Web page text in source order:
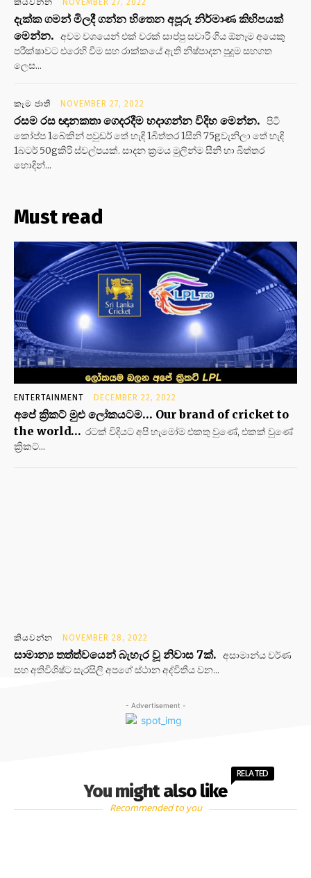
කියවන්න NOVEMBER 27, 2022
දැක්ක ගමන් මිලදී ගන්න හිතෙන අපූරු නිර්මාණ කිහිපයක්
මෙන්න. අවම වශයෙන් එක් වරක් සාප්පු සවාරි ගිය ඕනෑම අයෙකු
පරීක්ෂාවට එරෙහි වීම සහ රාක්කයේ ඇති නිෂ්පාදන පුදුම සහගත
ලෙස...
කෑම ජාති NOVEMBER 27, 2022
රසම රස ඥානකතා ගෙදරදීම හදාගන්න විදිහ මෙන්න. පිටි
කෝප්ප 1බේකින් පවුඩර් තේ හැඳි 1බිත්තර 1සීනි 75gවැනිලා තේ හැඳි
1බටර් 50gකිරි ස්වල්පයක්. සාදන ක්‍රමය මුලින්ම සීනි හා බිත්තර
හොදින්...
Must read
ENTERTAINMENT DECEMBER 22, 2022
අපේ ක්‍රිකට් මුළු ලෝකයටම… Our brand of cricket to
the world… රටක් විදියට අපි හැමෝම එකතු වුණේ, එකක් වුණේ
ක්‍රිකට්...
කියවන්න NOVEMBER 28, 2022
සාමාන්‍ය තත්ත්වයෙන් බැහැර වූ නිවාස 7ක්. අසාමාන්ය වර්ණ
සහ අතිවිශිෂ්ට සැරසිලි අපගේ ස්ථාන අද්විතීය වන...
- Advertisement -
You might also like
RELATED
Recommended to you